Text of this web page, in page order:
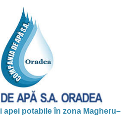
apei potabile în zona Magheru–